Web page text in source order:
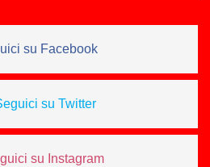
su Facebook
su Twitter
su Instagram